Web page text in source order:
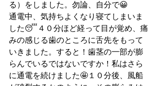
る）をしました。勿論、自分で😀
通電中、気持ちよくなり寝てしまいま
した😴４０分ほど経って目が覚め、痛
みの感じる歯のところに舌先をもって
いきました。すると！歯茎の一部が膨
らんでいるではないですか！私はさら
に通電を続けました🤩１０分後、風船